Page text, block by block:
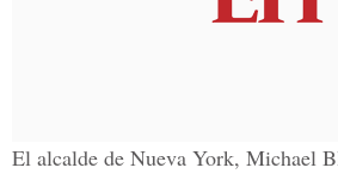
El alcalde de Nueva York, Michael